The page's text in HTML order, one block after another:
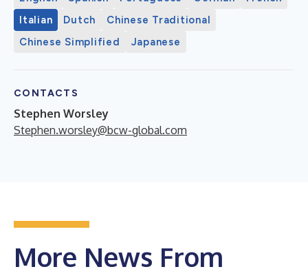
Italian
Dutch
Chinese Traditional
Chinese Simplified
Japanese
CONTACTS
Stephen Worsley
Stephen.worsley@bcw-global.com
More News From